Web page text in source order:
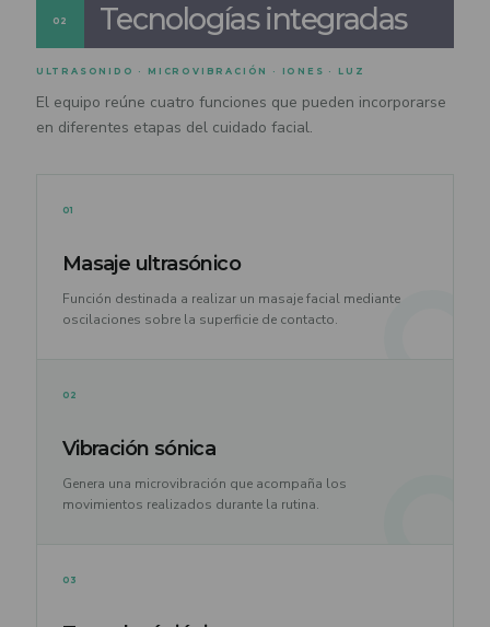
02 Tecnologías integradas
ULTRASONIDO · MICROVIBRACIÓN · IONES · LUZ
El equipo reúne cuatro funciones que pueden incorporarse
en diferentes etapas del cuidado facial.
01
Masaje ultrasónico
Función destinada a realizar un masaje facial mediante
oscilaciones sobre la superficie de contacto.
02
Vibración sónica
Genera una microvibración que acompaña los
movimientos realizados durante la rutina.
03